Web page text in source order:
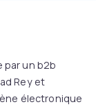
par un b2b
Rey et
électronique